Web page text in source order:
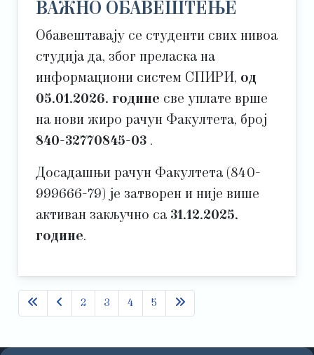
ВАЖНО ОБАВЕШТЕЊЕ
Обавештавају се студенти свих нивоа
студија да, због преласка на
информациони систем СПИРИ, од
05.01.2026. године све уплате врше
на нови жиро рачун Факултета, број
840-32770845-03 .
Досадашњи рачун Факултета (840-
999666-79) је затворен и није више
активан закључно са 31.12.2025.
године.
2 3 4 5